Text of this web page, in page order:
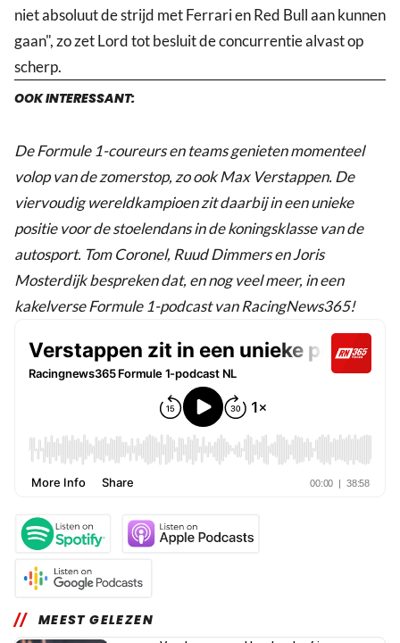
niet absoluut de strijd met Ferrari en Red Bull aan kunnen
gaan", zo zet Lord tot besluit de concurrentie alvast op
scherp.
OOK INTERESSANT:
De Formule 1-coureurs en teams genieten momenteel
volop van de zomerstop, zo ook Max Verstappen. De
viervoudig wereldkampioen zit daarbij in een unieke
positie voor de stoelendans in de koningsklasse van de
autosport. Tom Coronel, Ruud Dimmers en Joris
Mosterdijk bespreken dat, en nog veel meer, in een
kakelverse Formule 1-podcast van RacingNews365!
MEEST GELEZEN